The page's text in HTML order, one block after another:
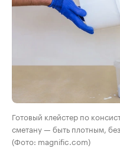
Готовый клейстер по
сметану — быть плотным,
(Фото: magnific.com)